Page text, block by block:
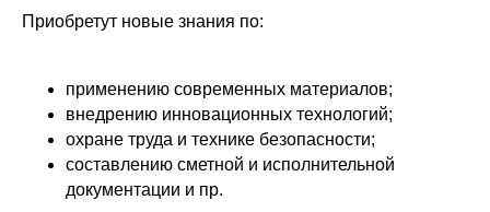
Приобретут новые знания по:
применению современных материалов;
внедрению инновационных технологий;
охране труда и технике безопасности;
составлению сметной и исполнительной
документации и пр.